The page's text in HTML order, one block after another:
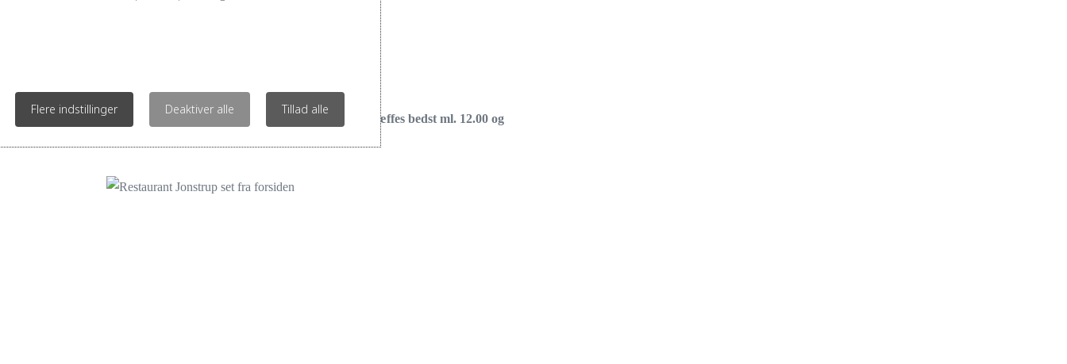
Åben alle dage for selskaber ring og få et tilbud (træffes bedst ml. 12.00 og
Flere indstillinger Deaktiver alle Tillad alle